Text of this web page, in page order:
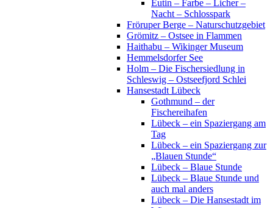
Eutin – Farbe – Licher –
Nacht – Schlosspark
Fröruper Berge – Naturschutzgebiet
Grömitz – Ostsee in Flammen
Haithabu – Wikinger Museum
Hemmelsdorfer See
Holm – Die Fischersiedlung in
Schleswig – Ostseefjord Schlei
Hansestadt Lübeck
Gothmund – der
Fischereihafen
Lübeck – ein Spaziergang am
Tag
Lübeck – ein Spaziergang zur
„Blauen Stunde“
Lübeck – Blaue Stunde
Lübeck – Blaue Stunde und
auch mal anders
Lübeck – Die Hansestadt im